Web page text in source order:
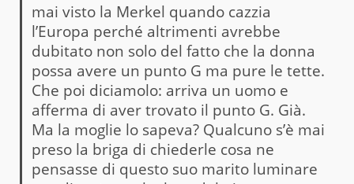
mai visto la Merkel quando cazzia
l’Europa perché altrimenti avrebbe
dubitato non solo del fatto che la donna
possa avere un punto G ma pure le tette.
Che poi diciamolo: arriva un uomo e
afferma di aver trovato il punto G. Già.
Ma la moglie lo sapeva? Qualcuno s’è mai
preso la briga di chiederle cosa ne
pensasse di questo suo marito luminare